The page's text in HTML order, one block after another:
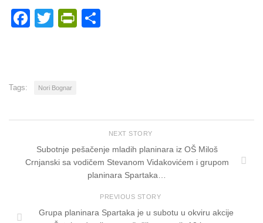
Facebook
TwitterPrintFriendly
Tags: Nori Bognar
NEXT STORY
Subotnje pešačenje mladih planinara iz OŠ Miloš
Crnjanski sa vodičem Stevanom Vidakovićem i grupom
planinara Spartaka…
PREVIOUS STORY
Grupa planinara Spartaka je u subotu u okviru akcije